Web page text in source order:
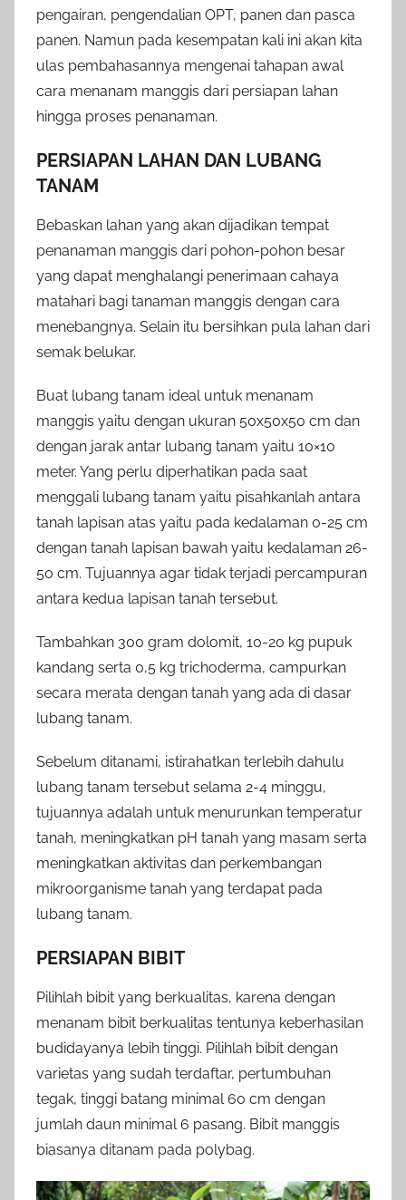
pengairan, pengendalian OPT, panen dan pasca
panen. Namun pada kesempatan kali ini akan kita
ulas pembahasannya mengenai tahapan awal
cara menanam manggis dari persiapan lahan
hingga proses penanaman.
PERSIAPAN LAHAN DAN LUBANG
TANAM
Bebaskan lahan yang akan dijadikan tempat
penanaman manggis dari pohon-pohon besar
yang dapat menghalangi penerimaan cahaya
matahari bagi tanaman manggis dengan cara
menebangnya. Selain itu bersihkan pula lahan dari
semak belukar.
Buat lubang tanam ideal untuk menanam
manggis yaitu dengan ukuran 50x50x50 cm dan
dengan jarak antar lubang tanam yaitu 10×10
meter. Yang perlu diperhatikan pada saat
menggali lubang tanam yaitu pisahkanlah antara
tanah lapisan atas yaitu pada kedalaman 0-25 cm
dengan tanah lapisan bawah yaitu kedalaman 26-
50 cm. Tujuannya agar tidak terjadi percampuran
antara kedua lapisan tanah tersebut.
Tambahkan 300 gram dolomit, 10-20 kg pupuk
kandang serta 0,5 kg trichoderma, campurkan
secara merata dengan tanah yang ada di dasar
lubang tanam.
Sebelum ditanami, istirahatkan terlebih dahulu
lubang tanam tersebut selama 2-4 minggu,
tujuannya adalah untuk menurunkan temperatur
tanah, meningkatkan pH tanah yang masam serta
meningkatkan aktivitas dan perkembangan
mikroorganisme tanah yang terdapat pada
lubang tanam.
PERSIAPAN BIBIT
Pilihlah bibit yang berkualitas, karena dengan
menanam bibit berkualitas tentunya keberhasilan
budidayanya lebih tinggi. Pilihlah bibit dengan
varietas yang sudah terdaftar, pertumbuhan
tegak, tinggi batang minimal 60 cm dengan
jumlah daun minimal 6 pasang. Bibit manggis
biasanya ditanam pada polybag.